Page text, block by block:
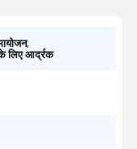
,
लिए आर्द्रक